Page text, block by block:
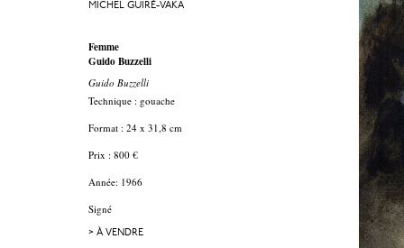
MICHEL GUIRÉ-VAKA
Femme
Guido Buzzelli
Guido Buzzelli
Technique : gouache
Format : 24 x 31,8 cm
Prix : 800 €
Année: 1966
Signé
> À VENDRE